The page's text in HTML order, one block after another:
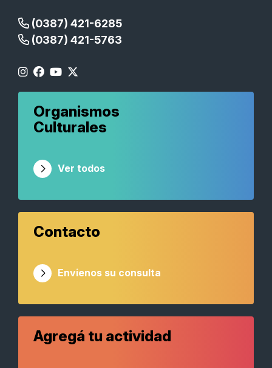
(0387) 421-6285
(0387) 421-5763
Organismos
Culturales
Ver todos
Contacto
Envienos su consulta
Agregá tu actividad